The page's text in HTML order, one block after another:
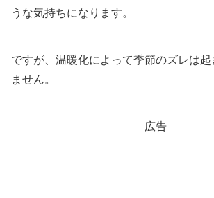
うな気持ちになります。
ですが、温暖化によって季節のズレは
ません。
広告